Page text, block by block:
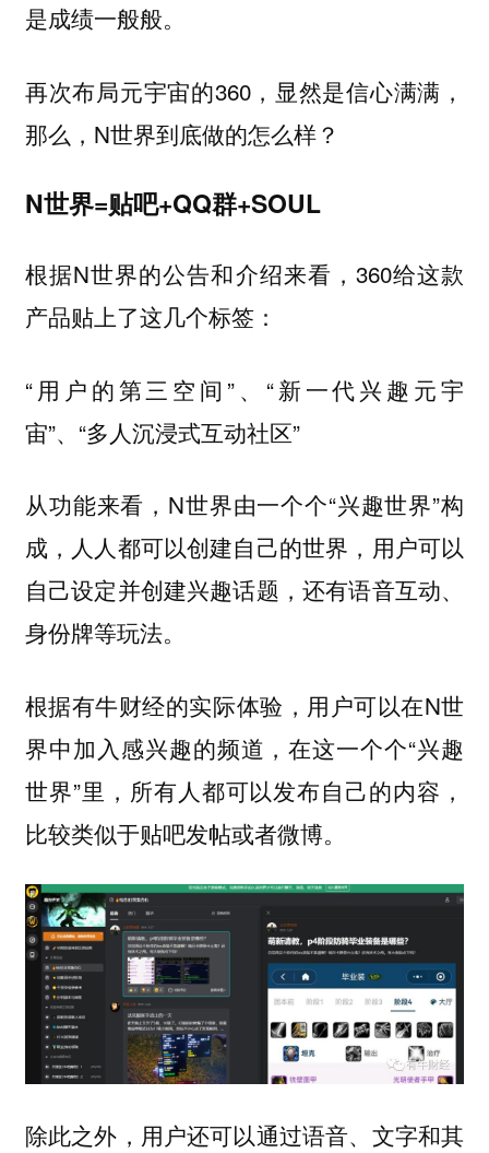
是成绩一般般。
再次布局元宇宙的360，显然是信心满满，
那么，N世界到底做的怎么样？
N世界=贴吧+QQ群+SOUL
根据N世界的公告和介绍来看，360给这款
产品贴上了这几个标签：
“用户的第三空间”、“新一代兴趣元宇
宙”、“多人沉浸式互动社区”
从功能来看，N世界由一个个“兴趣世界”构
成，人人都可以创建自己的世界，用户可以
自己设定并创建兴趣话题，还有语音互动、
身份牌等玩法。
根据有牛财经的实际体验，用户可以在N世
界中加入感兴趣的频道，在这一个个“兴趣
世界”里，所有人都可以发布自己的内容，
比较类似于贴吧发帖或者微博。
除此之外，用户还可以通过语音、文字和其